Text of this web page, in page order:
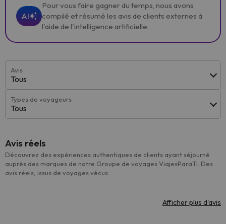
AI
Pour vous faire gagner du temps, nous avons
compilé et résumé les avis de clients externes à
l'aide de l'intelligence artificielle.
Avis
Tous
Types de voyageurs
Tous
Avis réels
Découvrez des expériences authentiques de clients ayant séjourné
auprès des marques de notre Groupe de voyages ViajesParaTi. Des
avis réels, issus de voyages vécus.
Afficher plus d'avis